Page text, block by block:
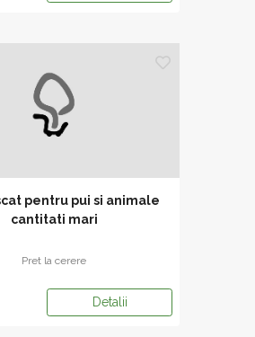
pentru pui si animale
cantitati mari
Pret la cerere
Detalii